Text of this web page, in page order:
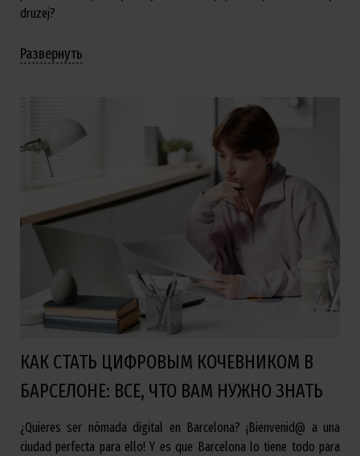
druzej?
Развернуть
КАК СТАТЬ ЦИФРОВЫМ КОЧЕВНИКОМ В
БАРСЕЛОНЕ: ВСЕ, ЧТО ВАМ НУЖНО ЗНАТЬ
¿Quieres ser nómada digital en Barcelona? ¡Bienvenid@ a una
ciudad perfecta para ello! Y es que Barcelona lo tiene todo para